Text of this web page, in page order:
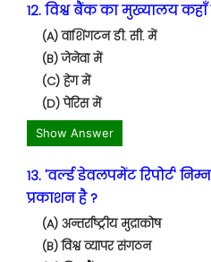
12. विश्व बैंक का मुख्यालय कहाँ
(A) वाशिंगटन डी. सी. में
(B) जेनेवा में
(C) हेग में
(D) पेरिस में
Show Answer
13. 'वर्ल्ड डेवलपमेंट रिपोर्ट'
प्रकाशन है ?
(A) अन्तर्राष्ट्रीय मुद्राकोष
(B) विश्व व्यापर संगठन